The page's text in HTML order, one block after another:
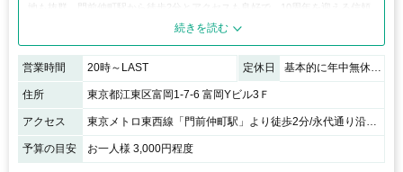
地も抜群。門前仲町駅から徒歩2分とアクセスも良好で、10周年を迎える信頼
ある人気店。落ち着いた時間を楽しみたい方におすすめです。
営業時間 20時～LAST 定休日 基本的に年中無休（年末年始等の休みは告知いたします）
住所 東京都江東区富岡1-7-6 富岡Yビル3Ｆ
アクセス 東京メトロ東西線「門前仲町駅」より徒歩2分/永代通り沿い富岡Yビルの3階です
予算の目安 お一人様 3,000円程度